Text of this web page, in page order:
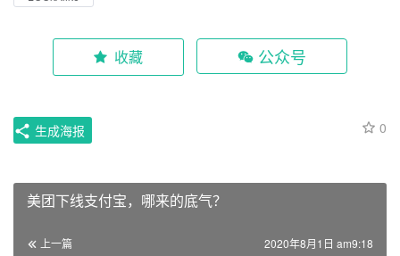
收藏 公众号
0
生成海报
美团下线支付宝，哪来的底气？
上一篇 2020年8月1日 am9:18